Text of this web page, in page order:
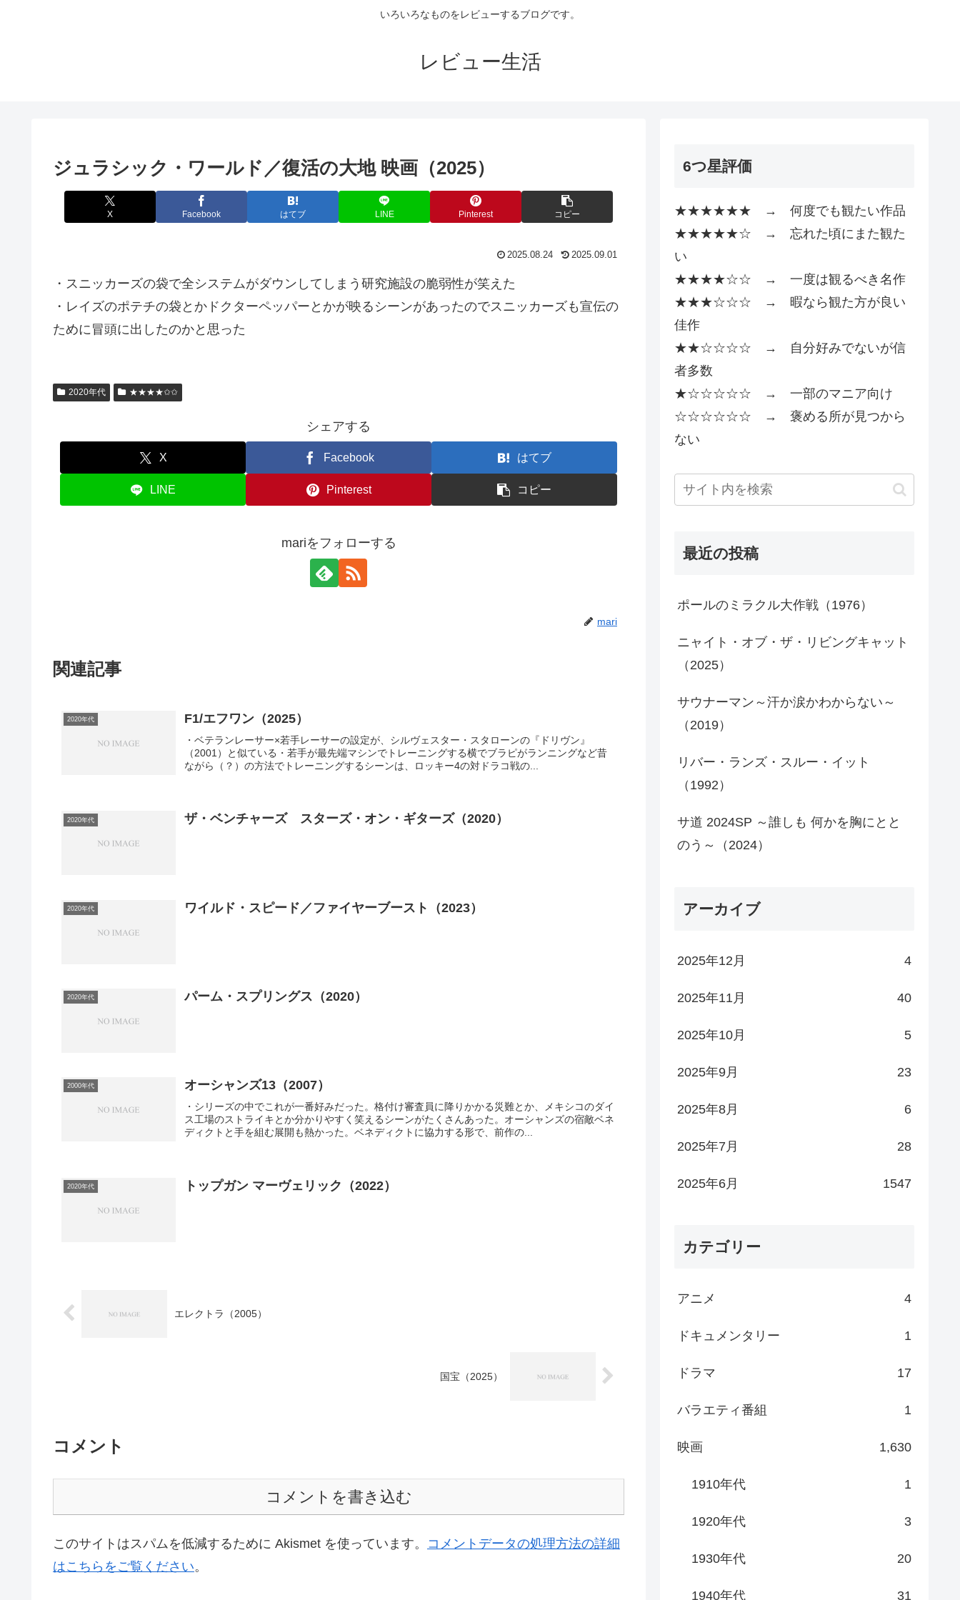
いろいろなものをレビューするブログです。
レビュー生活
ジュラシック・ワールド／復活の大地 映画（2025）
X Facebook はてブ LINE Pinterest コピー
2025.08.24 2025.09.01
・スニッカーズの袋で全システムがダウンしてしまう研究施設の脆弱性が笑えた
・レイズのポテチの袋とかドクターペッパーとかが映るシーンがあったのでスニッカーズも宣伝の
ために冒頭に出したのかと思った
2020年代 ★★★★✩✩
シェアする
X Facebook はてブ
LINE Pinterest コピー
mariをフォローする
mari
関連記事
2020年代 F1/エフワン（2025）
・ベテランレーサー×若手レーサーの設定が、シルヴェスター・スタローンの『ドリヴン』
（2001）と似ている・若手が最先端マシンでトレーニングする横でブラピがランニングなど昔
ながら（？）の方法でトレーニングするシーンは、ロッキー4の対ドラコ戦の...
2020年代 ザ・ベンチャーズ スターズ・オン・ギターズ（2020）
2020年代 ワイルド・スピード／ファイヤーブースト（2023）
2020年代 パーム・スプリングス（2020）
2000年代 オーシャンズ13（2007）
・シリーズの中でこれが一番好みだった。格付け審査員に降りかかる災難とか、メキシコのダイ
ス工場のストライキとか分かりやすく笑えるシーンがたくさんあった。オーシャンズの宿敵ベネ
ディクトと手を組む展開も熱かった。ベネディクトに協力する形で、前作の...
2020年代 トップガン マーヴェリック（2022）
エレクトラ（2005）
国宝（2025）
コメント
コメントを書き込む
このサイトはスパムを低減するために Akismet を使っています。 コメントデータの処理方法の詳細
はこちらをご覧ください。
6つ星評価
★★★★★★ → 何度でも観たい作品
★★★★★☆ → 忘れた頃にまた観た
い
★★★★☆☆ → 一度は観るべき名作
★★★☆☆☆ → 暇なら観た方が良い
佳作
★★☆☆☆☆ → 自分好みでないが信
者多数
★☆☆☆☆☆ → 一部のマニア向け
☆☆☆☆☆☆ → 褒める所が見つから
ない
最近の投稿
ポールのミラクル大作戦（1976）
ニャイト・オブ・ザ・リビングキャット
（2025）
サウナーマン～汗か涙かわからない～
（2019）
リバー・ランズ・スルー・イット
（1992）
サ道 2024SP ～誰しも 何かを胸にとと
のう～（2024）
アーカイブ
2025年12月 4
2025年11月 40
2025年10月 5
2025年9月 23
2025年8月 6
2025年7月 28
2025年6月 1547
カテゴリー
アニメ 4
ドキュメンタリー 1
ドラマ 17
バラエティ番組 1
映画 1,630
1910年代 1
1920年代 3
1930年代 20
1940年代 31